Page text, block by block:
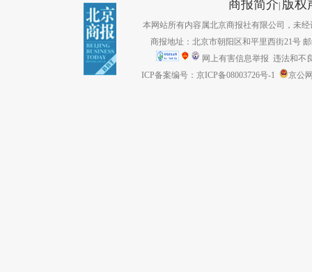
商报简介| 版权
本网站所有内容属北京商报社有限公司，未经
商报地址：北京市朝阳区和平里西街21号
网上有害信息举报 违法和不
ICP备案编号：京ICP备08003726号-1
京公